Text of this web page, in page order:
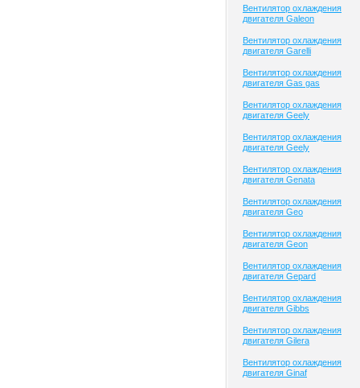
Вентилятор охлаждения
двигателя Galeon
Вентилятор охлаждения
двигателя Garelli
Вентилятор охлаждения
двигателя Gas gas
Вентилятор охлаждения
двигателя Geely
Вентилятор охлаждения
двигателя Geely
Вентилятор охлаждения
двигателя Genata
Вентилятор охлаждения
двигателя Geo
Вентилятор охлаждения
двигателя Geon
Вентилятор охлаждения
двигателя Gepard
Вентилятор охлаждения
двигателя Gibbs
Вентилятор охлаждения
двигателя Gilera
Вентилятор охлаждения
двигателя Ginaf